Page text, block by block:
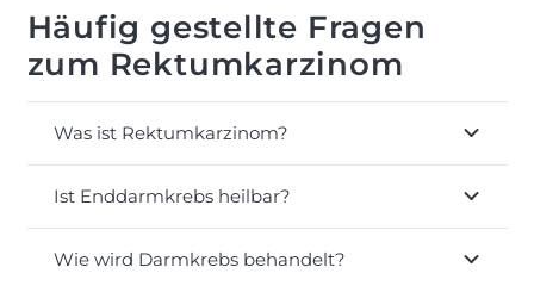
Häufig gestellte Fragen
zum Rektumkarzinom
Was ist Rektumkarzinom?
Ist Enddarmkrebs heilbar?
Wie wird Darmkrebs behandelt?